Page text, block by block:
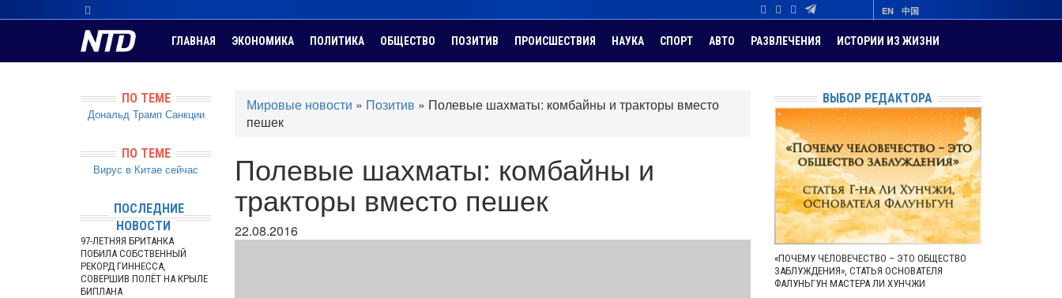
EN 中国
ГЛАВНАЯ ЭКОНОМИКА ПОЛИТИКА ОБЩЕСТВО ПОЗИТИВ ПРОИСШЕСТВИЯ НАУКА СПОРТ АВТО РАЗВЛЕЧЕНИЯ ИСТОРИИ ИЗ ЖИЗНИ
Мировые новости » Позитив » Полевые шахматы: комбайны и тракторы вместо
пешек
Полевые шахматы: комбайны и
тракторы вместо пешек
22.08.2016
ПО ТЕМЕ
Дональд Трамп Санкции
ПО ТЕМЕ
Вирус в Китае сейчас
ПОСЛЕДНИЕ
НОВОСТИ
97-ЛЕТНЯЯ БРИТАНКА
ПОБИЛА СОБСТВЕННЫЙ
РЕКОРД ГИННЕССА,
СОВЕРШИВ ПОЛЁТ НА КРЫЛЕ
БИПЛАНА
ВЫБОР РЕДАКТОРА
«ПОЧЕМУ ЧЕЛОВЕЧЕСТВО – ЭТО ОБЩЕСТВО
ЗАБЛУЖДЕНИЯ», СТАТЬЯ ОСНОВАТЕЛЯ
ФАЛУНЬГУН МАСТЕРА ЛИ ХУНЧЖИ